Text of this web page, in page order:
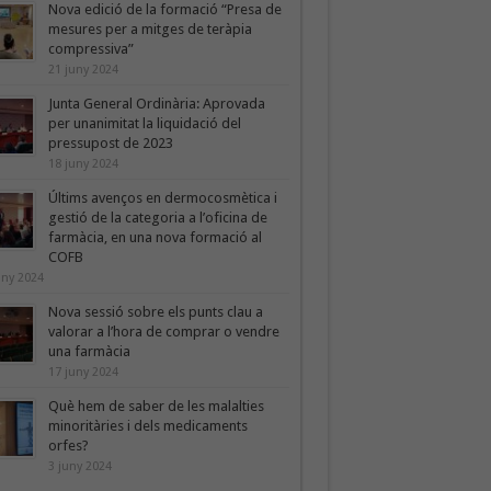
Nova edició de la formació “Presa de
mesures per a mitges de teràpia
compressiva”
21 juny 2024
Junta General Ordinària: Aprovada
per unanimitat la liquidació del
pressupost de 2023
18 juny 2024
Últims avenços en dermocosmètica i
gestió de la categoria a l’oficina de
farmàcia, en una nova formació al
COFB
2024
Nova sessió sobre els punts clau a
valorar a l’hora de comprar o vendre
una farmàcia
17 juny 2024
Què hem de saber de les malalties
minoritàries i dels medicaments
orfes?
3 juny 2024